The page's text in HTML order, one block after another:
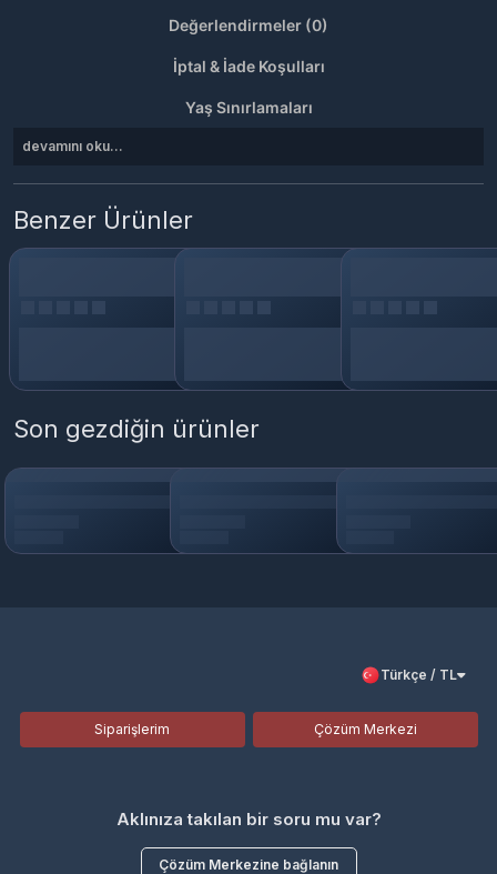
Değerlendirmeler (0)
İptal & İade Koşulları
Yaş Sınırlamaları
devamını oku...
Benzer Ürünler
Son gezdiğin ürünler
Türkçe / TL
Siparişlerim Çözüm Merkezi
Aklınıza takılan bir soru mu var?
Çözüm Merkezine bağlanın